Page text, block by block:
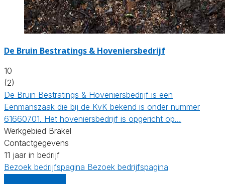
De Bruin Bestratings & Hoveniersbedrijf
10
(2)
De Bruin Bestratings & Hoveniersbedrijf is een
Eenmanszaak die bij de KvK bekend is onder nummer
61660701. Het hoveniersbedrijf is opgericht op…
Werkgebied Brakel
Contactgegevens
11 jaar in bedrijf
Bezoek bedrijfspagina Bezoek bedrijfspagina